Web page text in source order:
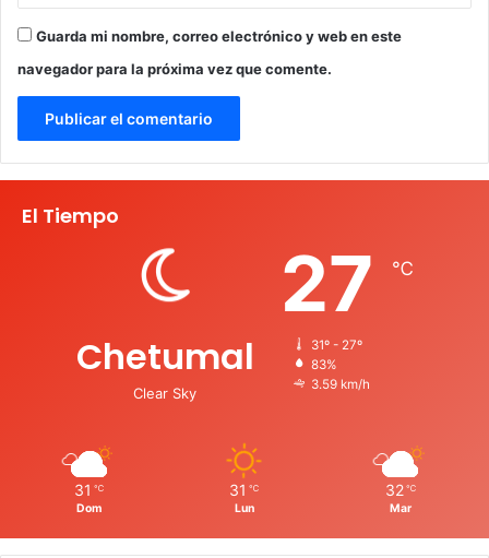
Guarda mi nombre, correo electrónico y web en este
navegador para la próxima vez que comente.
El Tiempo
Chetumal
Clear Sky
27 ℃
31º - 27º
83%
3.59 km/h
31 ℃
Dom
31 ℃
Lun
32 ℃
Mar